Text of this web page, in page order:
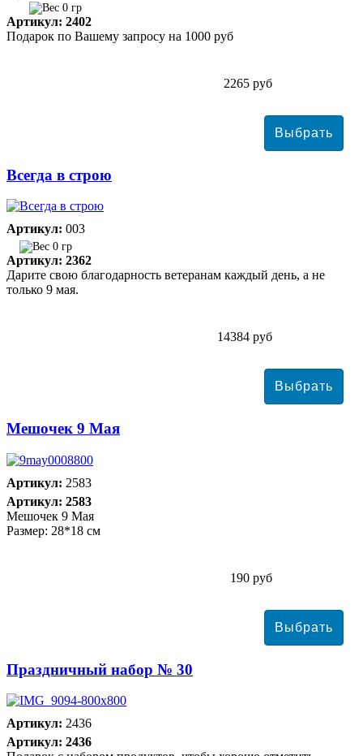
0 гр
Артикул: 2402
Подарок по Вашему запросу на 1000 руб
2265 руб
Всегда в строю
Артикул: 003
0 гр
Артикул: 2362
Дарите свою благодарность ветеранам каждый день, а не
только 9 мая.
14384 руб
Мешочек 9 Мая
Артикул: 2583
Артикул: 2583
Мешочек 9 Мая
Размер: 28*18 см
190 руб
Праздничный набор № 30
Артикул: 2436
Артикул: 2436